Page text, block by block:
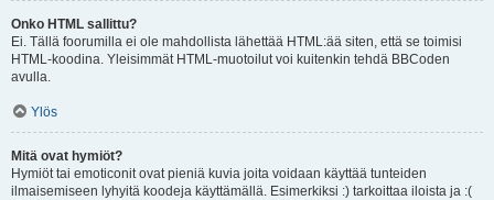
Onko HTML sallittu?
Ei. Tällä foorumilla ei ole mahdollista lähettää HTML:ää siten, että se toimisi
HTML-koodina. Yleisimmät HTML-muotoilut voi kuitenkin tehdä BBCoden
avulla.
Ylös
Mitä ovat hymiöt?
Hymiöt tai emoticonit ovat pieniä kuvia joita voidaan käyttää tunteiden
ilmaisemiseen lyhyitä koodeja käyttämällä. Esimerkiksi :) tarkoittaa iloista ja :(